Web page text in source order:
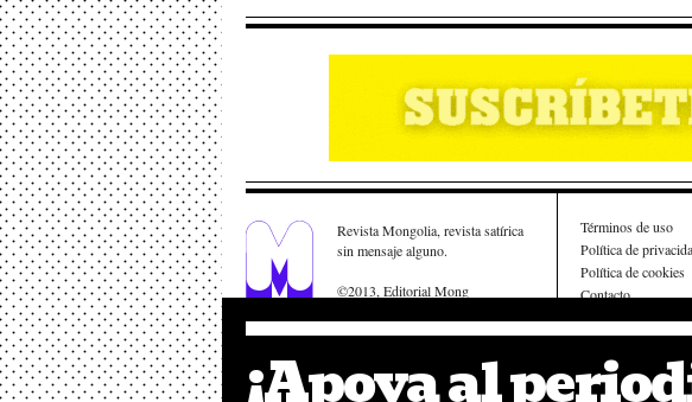
Revista Mongolia, revista satírica
sin mensaje alguno.
©2013, Editorial Mong
Términos de uso
Política de
Política de cookies
Contacto
¡Apoya al